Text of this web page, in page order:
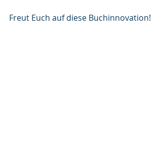
Freut Euch auf diese Buchinnovation!